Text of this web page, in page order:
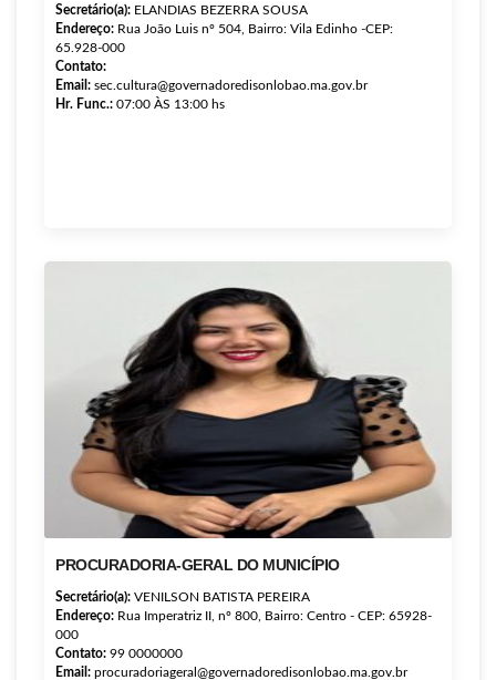
Secretário(a): ELANDIAS BEZERRA SOUSA
Endereço: Rua João Luis nº 504, Bairro: Vila Edinho -CEP:
65.928-000
Contato:
Email: sec.cultura@governadoredisonlobao.ma.gov.br
Hr. Func.: 07:00 ÀS 13:00 hs
PROCURADORIA-GERAL DO MUNICÍPIO
Secretário(a): VENILSON BATISTA PEREIRA
Endereço: Rua Imperatriz II, nº 800, Bairro: Centro - CEP: 65928-
000
Contato: 99 0000000
Email: procuradoriageral@governadoredisonlobao.ma.gov.br